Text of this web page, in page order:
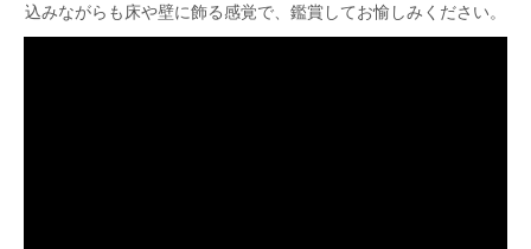
込みながらも床や壁に飾る感覚で、鑑賞してお愉しみください。